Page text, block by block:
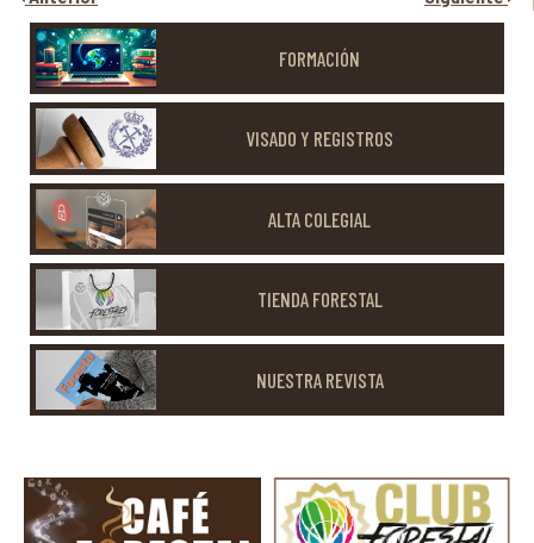
FORMACIÓN
VISADO Y REGISTROS
ALTA COLEGIAL
TIENDA FORESTAL
NUESTRA REVISTA